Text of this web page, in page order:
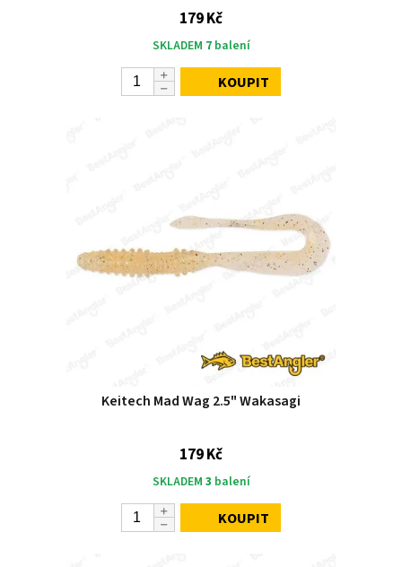
179 Kč
SKLADEM 7balení
KOUPIT
Keitech Mad Wag 2.5" Wakasagi
179 Kč
SKLADEM 3 balení
KOUPIT